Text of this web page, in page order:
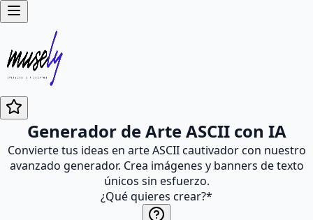
Generador de Arte ASCII con IA
Convierte tus ideas en arte ASCII cautivador con nuestro
avanzado generador. Crea imágenes y banners de texto
únicos sin esfuerzo.
¿Qué quieres crear?*